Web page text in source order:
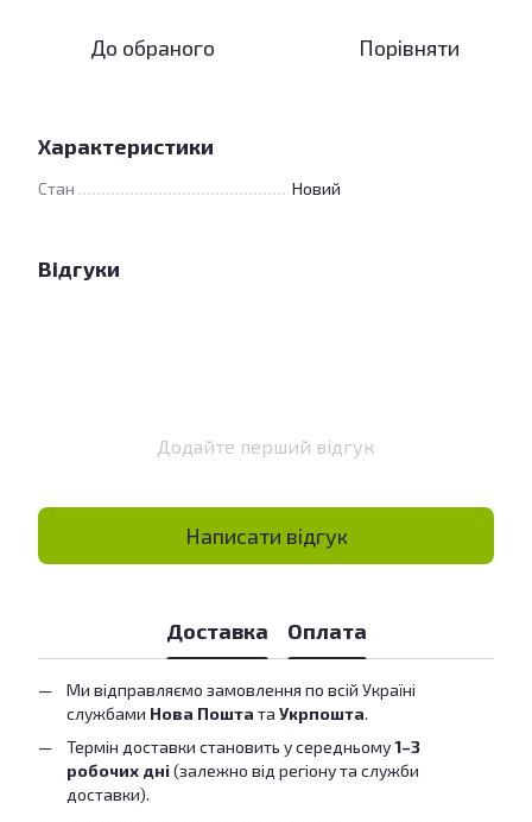
До обраного Порівняти
Характеристики
Стан Новий
Відгуки
Додайте перший відгук
Написати відгук
Доставка Оплата
Ми відправляємо замовлення по всій Україні
службами Нова Пошта та Укрпошта.
Термін доставки становить у середньому1–3
робочих дні(залежно від регіону та служби
доставки).